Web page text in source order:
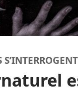
S’INTERROGENT